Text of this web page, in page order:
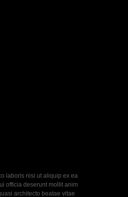
laboris nisi ut aliquip ex ea
officia deserunt mollit anim
architecto beatae vitae